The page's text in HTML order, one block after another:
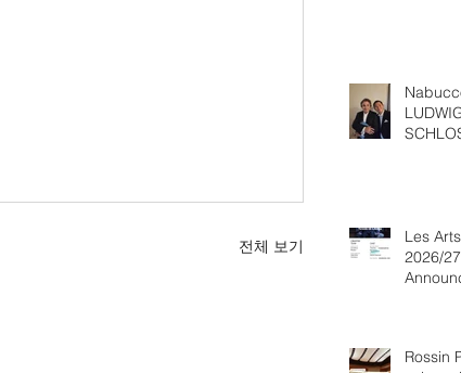
전체 보기
Les
2026/
Rossin